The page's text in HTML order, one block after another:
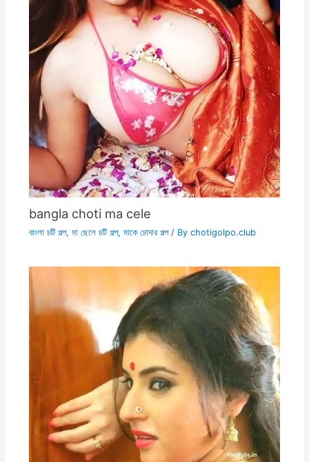
bangla choti ma cele
বাংলা চটি গল্প, মা ছেলে চটি গল্প, মাকে চোদার গল্প/ By chotigolpo.club